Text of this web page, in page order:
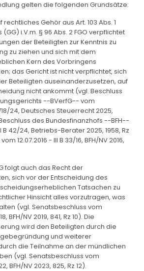
gelten die folgenden Grundsätze:
Gehör aus Art. 103 Abs. 1
i.V.m. § 96 Abs. 2 FGO verpflichtet
der Beteiligten zur Kenntnis zu
zu ziehen und sich mit dem
Kern des Vorbringens
das Gericht ist nicht verpflichtet, sich
Beteiligten auseinanderzusetzen, auf
nicht ankommt (vgl. Beschluss
--BVerfG-- vom
24, Deutsches Steuerrecht 2025,
Beschluss des Bundesfinanzhofs --BFH--
B 42/24, Betriebs-Berater 2025, 1958, Rz
12.07.2016 - III B 33/16, BFH/NV 2016,
folgt auch das Recht der
sich vor der Entscheidung des
Tatsachen zu
Hinsicht alles vorzutragen, was
(vgl. Senatsbeschluss vom
BFH/NV 2019, 841, Rz 10). Die
wird den Beteiligten durch die
und weiterer
die Teilnahme an der mündlichen
(vgl. Senatsbeschluss vom
BFH/NV 2023, 825, Rz 12).